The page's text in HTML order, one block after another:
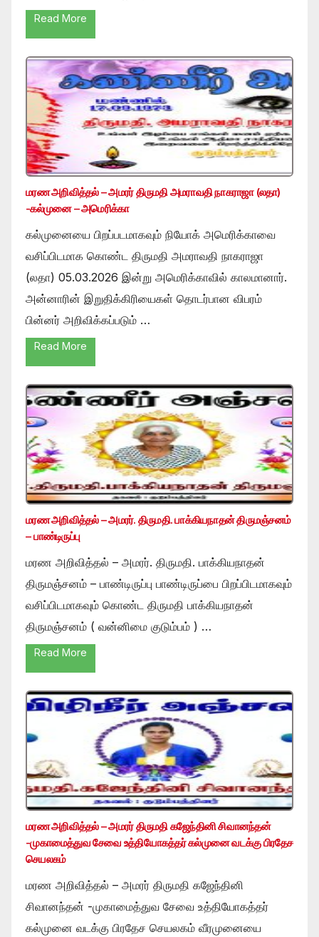
Read More
மரண அறிவித்தல் – அமரர் திருமதி அமராவதி நாகராஜா (லதா)
-கல்முனை – அமெரிக்கா
கல்முனையை பிறப்படமாகவும் நியோக் அமெரிக்காவை
வசிப்பிடமாக கொண்ட திருமதி அமராவதி நாகராஜா
(லதா) 05.03.2026 இன்று அமெரிக்காவில் காலமானார்.
அன்னாரின் இறுதிக்கிரியைகள் தொடர்பான விபரம்
பின்னர் அறிவிக்கப்படும் …
Read More
மரண அறிவித்தல் – அமரர். திருமதி. பாக்கியநாதன் திருமஞ்சனம்
– பாண்டிருப்பு
மரண அறிவித்தல் – அமரர். திருமதி. பாக்கியநாதன்
திருமஞ்சனம் – பாண்டிருப்பு பாண்டிருப்பை பிறப்பிடமாகவும்
வசிப்பிடமாகவும் கொண்ட திருமதி பாக்கியநாதன்
திருமஞ்சனம் ( வன்னிமை குடும்பம் ) …
Read More
மரண அறிவித்தல் – அமரர் திருமதி கஜேந்தினி சிவானந்தன்
-முகாமைத்துவ சேவை உத்தியோகத்தர் கல்முனை வடக்கு பிரதேச
செயலகம்
மரண அறிவித்தல் – அமரர் திருமதி கஜேந்தினி
சிவானந்தன் -முகாமைத்துவ சேவை உத்தியோகத்தர்
கல்முனை வடக்கு பிரதேச செயலகம் வீரமுனையை